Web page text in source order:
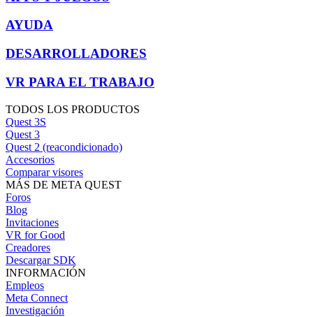
AYUDA
DESARROLLADORES
VR PARA EL TRABAJO
TODOS LOS PRODUCTOS
Quest 3S
Quest 3
Quest 2 (reacondicionado)
Accesorios
Comparar visores
MÁS DE META QUEST
Foros
Blog
Invitaciones
VR for Good
Creadores
Descargar SDK
INFORMACIÓN
Empleos
Meta Connect
Investigación